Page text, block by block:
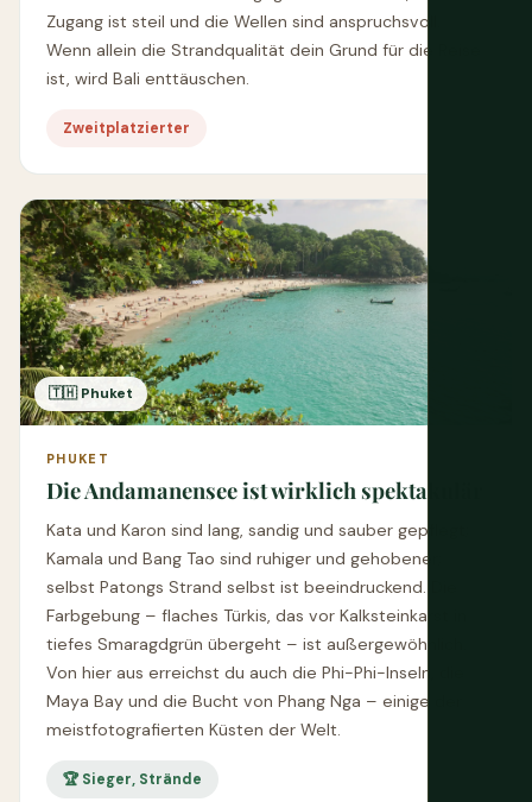
Zugang ist steil und die Wellen sind anspruchsvoll.
Wenn allein die Strandqualität dein Grund für die Reise
ist, wird Bali enttäuschen.
Zweitplatzierter
🇹🇭 Phuket
PHUKET
Die Andamanensee ist wirklich spektakulär
Kata und Karon sind lang, sandig und sauber gepflegt;
Kamala und Bang Tao sind ruhiger und gehobener;
selbst Patongs Strand selbst ist beeindruckend. Die
Farbgebung – flaches Türkis, das vor Kalksteinkarst in
tiefes Smaragdgrün übergeht – ist außergewöhnlich.
Von hier aus erreichst du auch die Phi-Phi-Inseln, die
Maya Bay und die Bucht von Phang Nga – einige der
meistfotografierten Küsten der Welt.
🏆 Sieger, Strände